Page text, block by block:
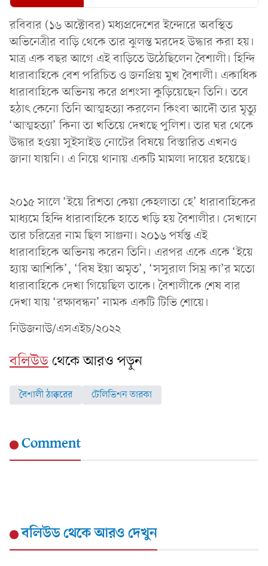
রবিবার (১৬ অক্টোবর) মধ্যপ্রদেশের ইন্দোরে অবস্থিত
অভিনেত্রীর বাড়ি থেকে তার ঝুলন্ত মরদেহ উদ্ধার করা হয়।
মাত্র এক বছর আগে এই বাড়িতে উঠেছিলেন বৈশালী। হিন্দি
ধারাবাহিকে বেশ পরিচিত ও জনপ্রিয় মুখ বৈশালী। একাধিক
ধারাবাহিকে অভিনয় করে প্রশংসা কুড়িয়েছেন তিনি। তবে
হঠাৎ কেনো তিনি আত্মহত্যা করলেন কিংবা আদৌ তার মৃত্যু
‘আত্মহত্যা’ কিনা তা খতিয়ে দেখছে পুলিশ। তার ঘর থেকে
উদ্ধার হওয়া সুইসাইড নোটের বিষয়ে বিস্তারিত এখনও
জানা যায়নি। এ নিয়ে থানায় একটি মামলা দায়ের হয়েছে।
২০১৫ সালে ‘ইয়ে রিশতা কেয়া কেহলাতা হে’ ধারাবাহিকের
মাধ্যমে হিন্দি ধারাবাহিকে হাতে খড়ি হয় বৈশালীর। সেখানে
তার চরিত্রের নাম ছিল সাঞ্জনা। ২০১৬ পর্যন্ত এই
ধারাবাহিকে অভিনয় করেন তিনি। এরপর একে একে ‘ইয়ে
হ্যায় আশিকি’, ‘বিষ ইয়া অমৃত’, ‘সসুরাল সিম্র কা’র মতো
ধারাবাহিকে দেখা গিয়েছিল তাকে। বৈশালীকে শেষ বার
দেখা যায় ‘রক্ষাবন্ধন’ নামক একটি টিভি শোয়ে।
নিউজনাউ/এসএইচ/২০২২
বলিউডথেকে আরও পড়ুন
বৈশালী ঠাক্করের টেলিভিশন তারকা
Comment
বলিউডথেকে আরও দেখুন